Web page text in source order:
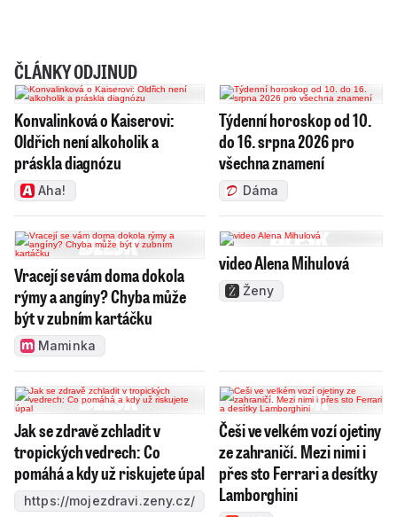
ČLÁNKY ODJINUD
Konvalinková o Kaiserovi:
Oldřich není alkoholik a
práskla diagnózu
Aha!
Týdenní horoskop od 10.
do 16. srpna 2026 pro
všechna znamení
Dáma
Vracejí se vám doma dokola
rýmy a angíny? Chyba může
být v zubním kartáčku
Maminka
video Alena Mihulová
Ženy
Jak se zdravě zchladit v
tropických vedrech: Co
pomáhá a kdy už riskujete úpal
https://mojezdravi.zeny.cz/
Češi ve velkém vozí ojetiny
ze zahraničí. Mezi nimi i
přes sto Ferrari a desítky
Lamborghini